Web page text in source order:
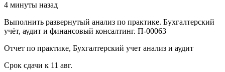
4 минуты назад
Выполнить развернутый анализ по практике. Бухгалтерский
учёт, аудит и финансовый консалтинг. П-00063
Отчет по практике, Бухгалтерский учет анализ и аудит
Срок сдачи к 11 авг.